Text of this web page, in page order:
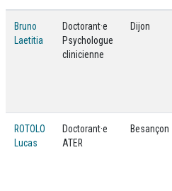
Bruno
Laetitia
Doctorant·e
Psychologue
clinicienne
Dijon
ROTOLO
Lucas
Doctorant·e
ATER
Besançon